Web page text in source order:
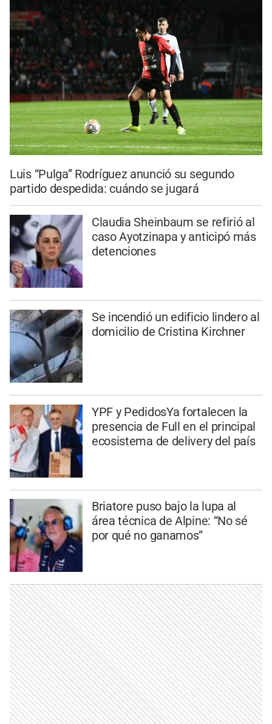
Luis “Pulga” Rodríguez anunció su segundo
partido despedida: cuándo se jugará
Claudia Sheinbaum se refirió al
caso Ayotzinapa y anticipó más
detenciones
Se incendió un edificio lindero al
domicilio de Cristina Kirchner
YPF y PedidosYa fortalecen la
presencia de Full en el principal
ecosistema de delivery del país
Briatore puso bajo la lupa al
área técnica de Alpine: “No sé
por qué no ganamos”